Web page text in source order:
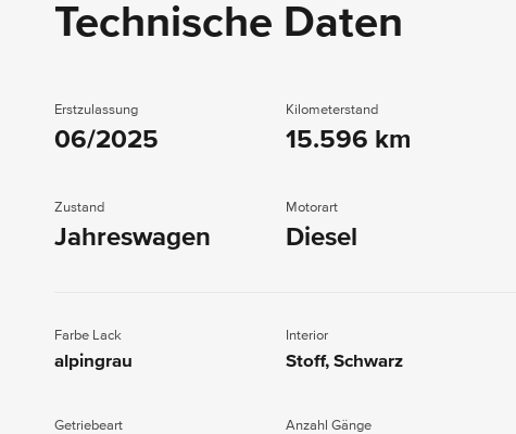
Technische Daten
Erstzulassung
06/2025
Kilometerstand
15.596 km
Zustand
Jahreswagen
Motorart
Diesel
Farbe Lack
alpingrau
Interior
Stoff, Schwarz
Getriebeart Anzahl Gänge